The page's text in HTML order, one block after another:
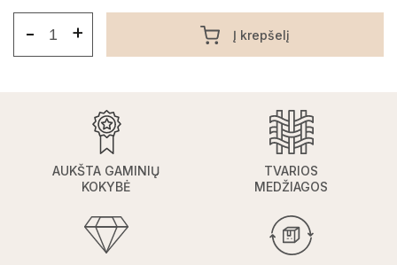
- + Į krepšelį
AUKŠTA GAMINIŲ
KOKYBĖ
TVARIOS
MEDŽIAGOS